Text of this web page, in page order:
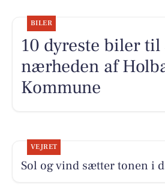
BILER
10 dyreste biler til
nærheden af
Kommune
VEJRET
Sol og vind sætter tonen i